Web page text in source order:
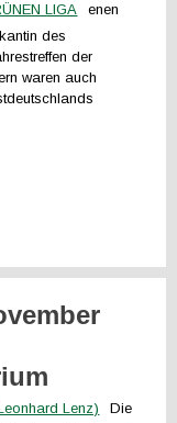
enen
des
der
waren auch
Die